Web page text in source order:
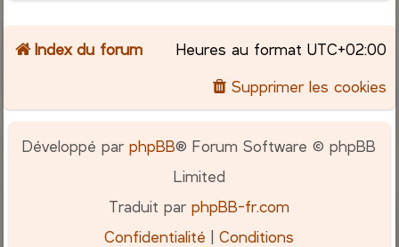
Index du forum Heures au format UTC+02:00
Supprimer les cookies
Développé parphpBB® Forum Software © phpBB
Limited
Traduit parphpBB-fr.com
Confidentialité |Conditions